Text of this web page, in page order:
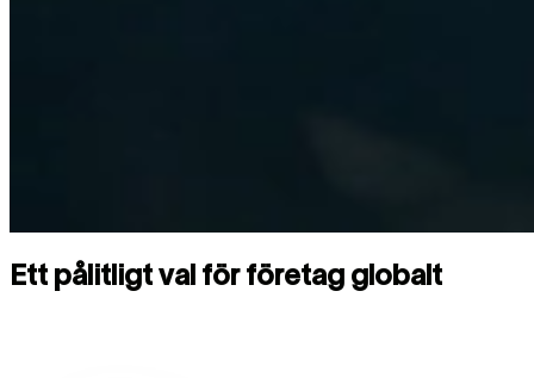
Ett pålitligt val för företag globalt